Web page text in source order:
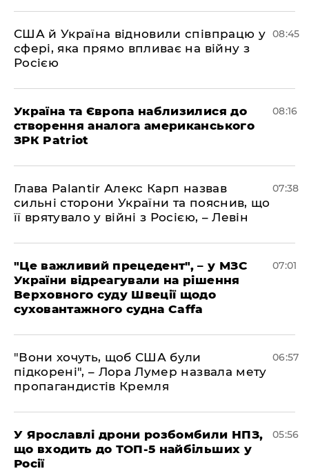
США й Україна відновили співпрацю у
сфері, яка прямо впливає на війну з
Росією
08:45
Україна та Європа наблизилися до
створення аналога американського
ЗРК Patriot
08:16
Глава Palantir Алекс Карп назвав
сильні сторони України та пояснив, що
її врятувало у війні з Росією, – Левін
07:38
"Це важливий прецедент", – у МЗС
України відреагували на рішення
Верховного суду Швеції щодо
суховантажного судна Caffa
07:01
"Вони хочуть, щоб США були
підкорені", – Лора Лумер назвала мету
пропагандистів Кремля
06:57
У Ярославлі дрони розбомбили НПЗ,
що входить до ТОП-5 найбільших у
Росії
05:56